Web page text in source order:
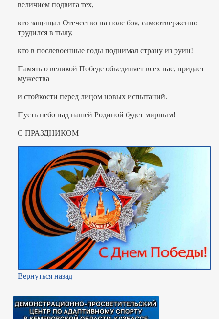
величием подвига тех,
кто защищал Отечество на поле боя, самоотверженно
трудился в тылу,
кто в послевоенные годы поднимал страну из руин!
Память о великой Победе объединяет всех нас, придает
мужества
и стойкости перед лицом новых испытаний.
Пусть небо над нашей Родиной будет мирным!
С ПРАЗДНИКОМ
Вернуться назад